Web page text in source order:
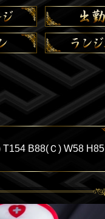
T154 B88(Ｃ) W58 H85